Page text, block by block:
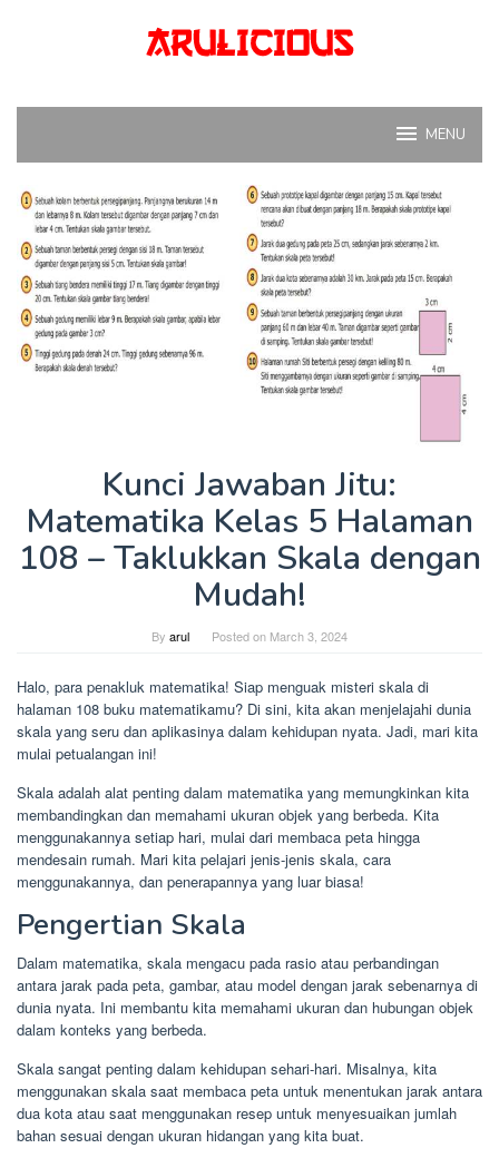
MENU
Kunci Jawaban Jitu:
Matematika Kelas 5 Halaman
108 – Taklukkan Skala dengan
Mudah!
By arul Posted on March 3, 2024
Halo, para penakluk matematika! Siap menguak misteri skala di
halaman 108 buku matematikamu? Di sini, kita akan menjelajahi dunia
skala yang seru dan aplikasinya dalam kehidupan nyata. Jadi, mari kita
mulai petualangan ini!
Skala adalah alat penting dalam matematika yang memungkinkan kita
membandingkan dan memahami ukuran objek yang berbeda. Kita
menggunakannya setiap hari, mulai dari membaca peta hingga
mendesain rumah. Mari kita pelajari jenis-jenis skala, cara
menggunakannya, dan penerapannya yang luar biasa!
Pengertian Skala
Dalam matematika, skala mengacu pada rasio atau perbandingan
antara jarak pada peta, gambar, atau model dengan jarak sebenarnya di
dunia nyata. Ini membantu kita memahami ukuran dan hubungan objek
dalam konteks yang berbeda.
Skala sangat penting dalam kehidupan sehari-hari. Misalnya, kita
menggunakan skala saat membaca peta untuk menentukan jarak antara
dua kota atau saat menggunakan resep untuk menyesuaikan jumlah
bahan sesuai dengan ukuran hidangan yang kita buat.